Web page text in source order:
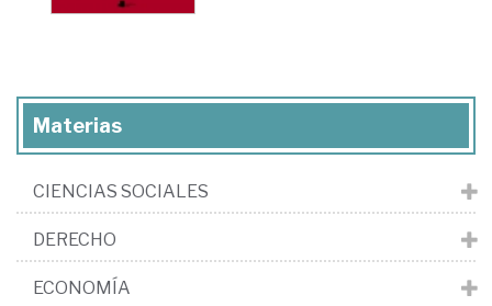
Materias
CIENCIAS SOCIALES
DERECHO
ECONOMÍA